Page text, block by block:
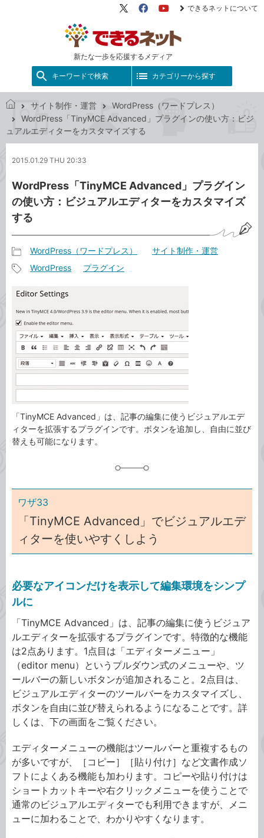
新たな一歩を応援するメディア
X（旧
FacebookYouTube
できるネットについて
キーワードで検索 カテゴリーから探す
で
き
ッ
サイト制作・運営
WordPress（ワードプレス）
WordPress「TinyMCE Advanced」プラグインの使い方：ビジ
ュアルエディターをカスタマイズする
2015.01.29 THU 20:33
WordPress「TinyMCE Advanced」プラグイン
の使い方：ビジュアルエディターをカスタマイズ
する
事
カ
ゴ
リ
WordPress（ワードプレス） サイト制作・運営
事
グ
WordPress プラグイン
「TinyMCE Advanced」は、記事の編集に使うビジュアルエデ
ィターを拡張するプラグインです。ボタンを追加し、自由に並び
替えも可能になります。
ワザ33
「TinyMCE Advanced」でビジュアルエデ
ィターを使いやすくしよう
必要なアイコンだけを表示して編集環境をシンプ
ルに
「TinyMCE Advanced」は、記事の編集に使うビジュア
ルエディターを拡張するプラグインです。特徴的な機能
は2点あります。1点目は「エディターメニュー」
（editor menu）というプルダウン式のメニューや、ツ
ールバーの新しいボタンが追加されること。2点目は、
ビジュアルエディターのツールバーをカスタマイズし、
ボタンを自由に並び替えられるようになることです。詳
しくは、下の画面をご覧ください。
エディターメニューの機能はツールバーと重複するもの
が多いですが、［コピー］［貼り付け］など文書作成ソ
フトによくある機能も加わります。コピーや貼り付けは
ショートカットキーや右クリックメニューを使うことで
通常のビジュアルエディターでも利用できますが、メニ
ューに加わることで、わかりやすくなります。